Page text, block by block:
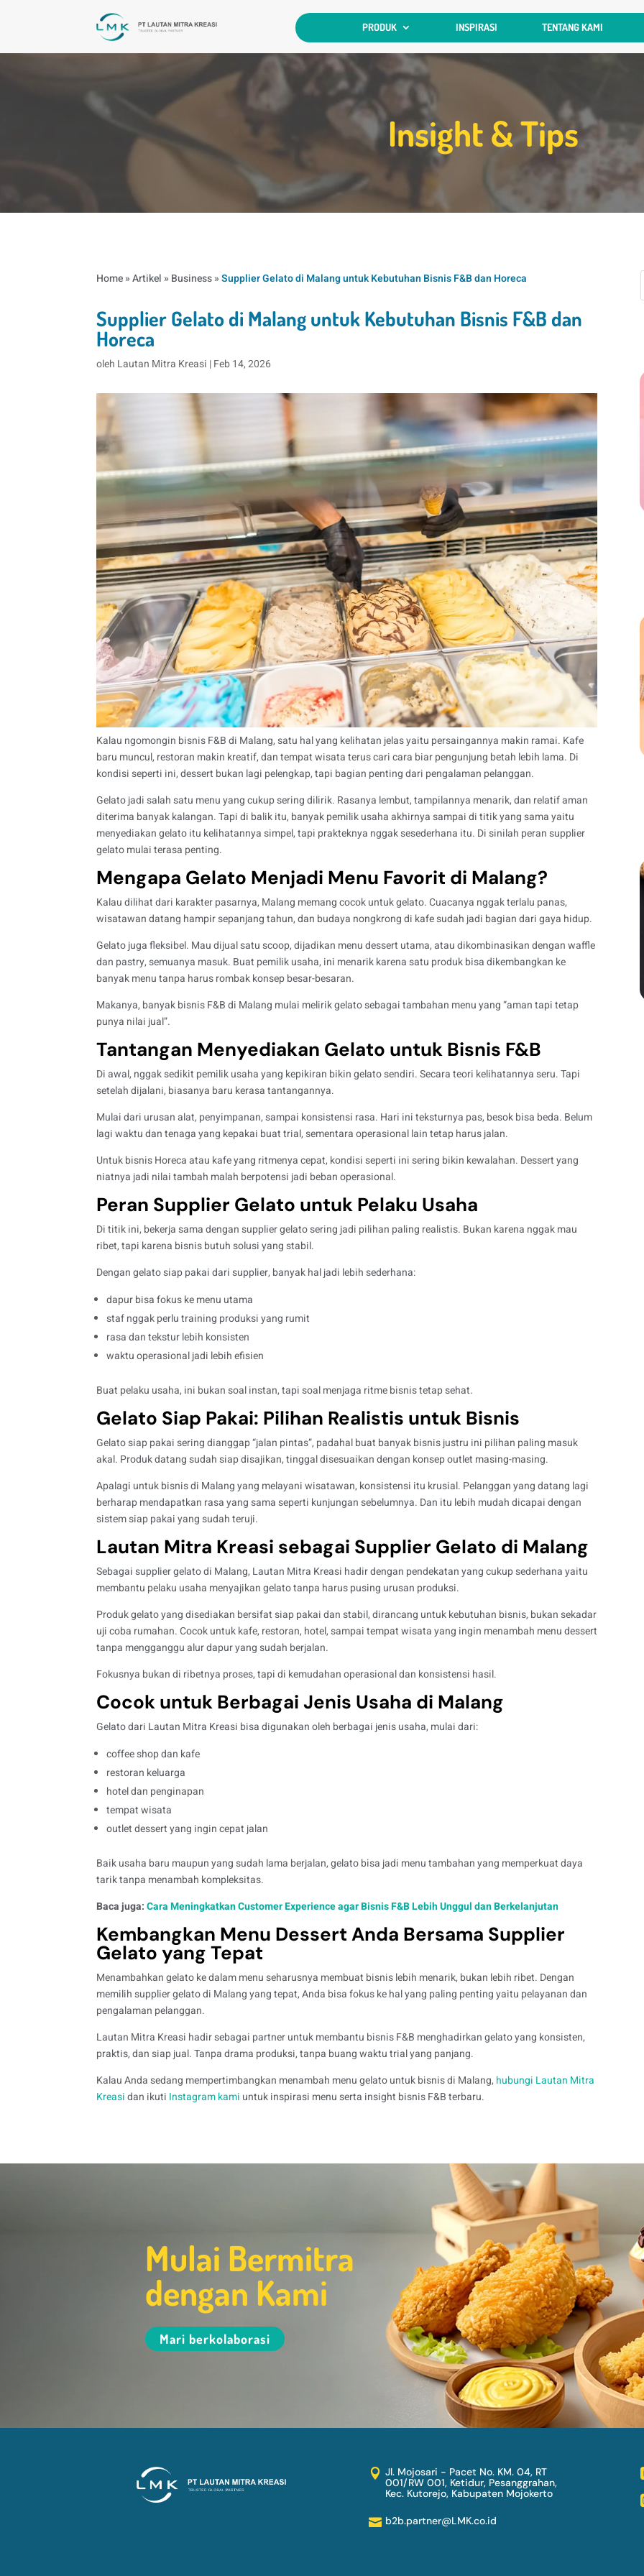
PRODUK INSPIRASI TENTANG KAMI
Insight & Tips
Home»Artikel » Business»Supplier Gelato di Malang untuk Kebutuhan Bisnis F&B dan Horeca
Supplier Gelato di Malang untuk Kebutuhan Bisnis F&B dan
Horeca
oleh Lautan Mitra Kreasi |Feb 14, 2026
Kalau ngomongin bisnis F&B di Malang, satu hal yang kelihatan jelas yaitu persaingannya makin ramai. Kafe
baru muncul, restoran makin kreatif, dan tempat wisata terus cari cara biar pengunjung betah lebih lama. Di
kondisi seperti ini, dessert bukan lagi pelengkap, tapi bagian penting dari pengalaman pelanggan.
Gelato jadi salah satu menu yang cukup sering dilirik. Rasanya lembut, tampilannya menarik, dan relatif aman
diterima banyak kalangan. Tapi di balik itu, banyak pemilik usaha akhirnya sampai di titik yang sama yaitu
menyediakan gelato itu kelihatannya simpel, tapi prakteknya nggak sesederhana itu. Di sinilah peran supplier
gelato mulai terasa penting.
Mengapa Gelato Menjadi Menu Favorit di Malang?
Kalau dilihat dari karakter pasarnya, Malang memang cocok untuk gelato. Cuacanya nggak terlalu panas,
wisatawan datang hampir sepanjang tahun, dan budaya nongkrong di kafe sudah jadi bagian dari gaya hidup.
Gelato juga fleksibel. Mau dijual satu scoop, dijadikan menu dessert utama, atau dikombinasikan dengan waffle
dan pastry, semuanya masuk. Buat pemilik usaha, ini menarik karena satu produk bisa dikembangkan ke
banyak menu tanpa harus rombak konsep besar-besaran.
Makanya, banyak bisnis F&B di Malang mulai melirik gelato sebagai tambahan menu yang “aman tapi tetap
punya nilai jual”.
Tantangan Menyediakan Gelato untuk Bisnis F&B
Di awal, nggak sedikit pemilik usaha yang kepikiran bikin gelato sendiri. Secara teori kelihatannya seru. Tapi
setelah dijalani, biasanya baru kerasa tantangannya.
Mulai dari urusan alat, penyimpanan, sampai konsistensi rasa. Hari ini teksturnya pas, besok bisa beda. Belum
lagi waktu dan tenaga yang kepakai buat trial, sementara operasional lain tetap harus jalan.
Untuk bisnis Horeca atau kafe yang ritmenya cepat, kondisi seperti ini sering bikin kewalahan. Dessert yang
niatnya jadi nilai tambah malah berpotensi jadi beban operasional.
Peran Supplier Gelato untuk Pelaku Usaha
Di titik ini, bekerja sama dengan supplier gelato sering jadi pilihan paling realistis. Bukan karena nggak mau
ribet, tapi karena bisnis butuh solusi yang stabil.
Dengan gelato siap pakai dari supplier, banyak hal jadi lebih sederhana:
dapur bisa fokus ke menu utama
staf nggak perlu training produksi yang rumit
rasa dan tekstur lebih konsisten
waktu operasional jadi lebih efisien
Buat pelaku usaha, ini bukan soal instan, tapi soal menjaga ritme bisnis tetap sehat.
Gelato Siap Pakai: Pilihan Realistis untuk Bisnis
Gelato siap pakai sering dianggap “jalan pintas”, padahal buat banyak bisnis justru ini pilihan paling masuk
akal. Produk datang sudah siap disajikan, tinggal disesuaikan dengan konsep outlet masing-masing.
Apalagi untuk bisnis di Malang yang melayani wisatawan, konsistensi itu krusial. Pelanggan yang datang lagi
berharap mendapatkan rasa yang sama seperti kunjungan sebelumnya. Dan itu lebih mudah dicapai dengan
sistem siap pakai yang sudah teruji.
Lautan Mitra Kreasi sebagai Supplier Gelato di Malang
Sebagai supplier gelato di Malang, Lautan Mitra Kreasi hadir dengan pendekatan yang cukup sederhana yaitu
membantu pelaku usaha menyajikan gelato tanpa harus pusing urusan produksi.
Produk gelato yang disediakan bersifat siap pakai dan stabil, dirancang untuk kebutuhan bisnis, bukan sekadar
uji coba rumahan. Cocok untuk kafe, restoran, hotel, sampai tempat wisata yang ingin menambah menu dessert
tanpa mengganggu alur dapur yang sudah berjalan.
Fokusnya bukan di ribetnya proses, tapi di kemudahan operasional dan konsistensi hasil.
Cocok untuk Berbagai Jenis Usaha di Malang
Gelato dari Lautan Mitra Kreasi bisa digunakan oleh berbagai jenis usaha, mulai dari:
coffee shop dan kafe
restoran keluarga
hotel dan penginapan
tempat wisata
outlet dessert yang ingin cepat jalan
Baik usaha baru maupun yang sudah lama berjalan, gelato bisa jadi menu tambahan yang memperkuat daya
tarik tanpa menambah kompleksitas.
Baca juga:Cara Meningkatkan Customer Experience agar Bisnis F&B Lebih Unggul dan Berkelanjutan
Kembangkan Menu Dessert Anda Bersama Supplier
Gelato yang Tepat
Menambahkan gelato ke dalam menu seharusnya membuat bisnis lebih menarik, bukan lebih ribet. Dengan
memilih supplier gelato di Malang yang tepat, Anda bisa fokus ke hal yang paling penting yaitu pelayanan dan
pengalaman pelanggan.
Lautan Mitra Kreasi hadir sebagai partner untuk membantu bisnis F&B menghadirkan gelato yang konsisten,
praktis, dan siap jual. Tanpa drama produksi, tanpa buang waktu trial yang panjang.
Kalau Anda sedang mempertimbangkan menambah menu gelato untuk bisnis di Malang, hubungi Lautan Mitra
Kreasidan ikuti Instagram kami untuk inspirasi menu serta insight bisnis F&B terbaru.
Mulai Bermitra
dengan Kami
Mari berkolaborasi
 Jl. Mojosari - Pacet No. KM. 04, RT
001/RW 001, Ketidur, Pesanggrahan,
Kec. Kutorejo, Kabupaten Mojokerto
 b2b.partner@LMK.co.id